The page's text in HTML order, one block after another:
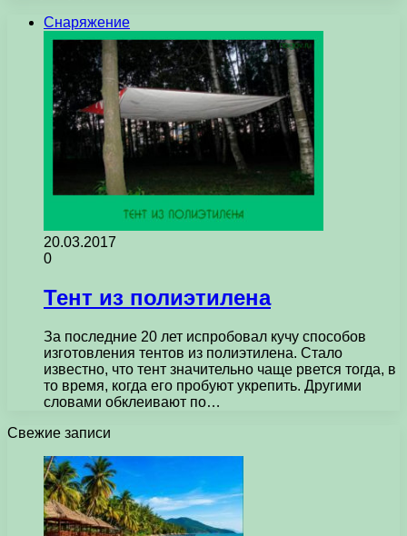
Снаряжение
20.03.2017
0
Тент из полиэтилена
За последние 20 лет испробовал кучу способов
изготовления тентов из полиэтилена. Стало
известно, что тент значительно чаще рвется тогда, в
то время, когда его пробуют укрепить. Другими
словами обклеивают по…
Свежие записи